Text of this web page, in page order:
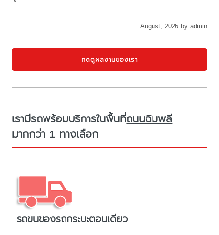
August, 2026 by admin
กดดูผลงานของเรา
เรามีรถพร้อมบริการในพื้นที่ถนนฉิมพลี
มากกว่า 1 ทางเลือก
รถขนของรถกระบะตอนเดียว